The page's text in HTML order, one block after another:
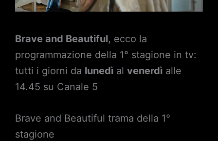
Brave and Beautiful, ecco la
programmazione della 1° stagione in tv:
tutti i giorni da lunedìal venerdìalle
14.45 su Canale 5
Brave and Beautiful trama della 1°
stagione